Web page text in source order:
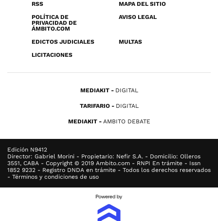
RSS
MAPA DEL SITIO
POLÍTICA DE
PRIVACIDAD DE
ÁMBITO.COM
AVISO LEGAL
EDICTOS JUDICIALES
MULTAS
LICITACIONES
MEDIAKIT DIGITAL
TARIFARIO DIGITAL
MEDIAKIT AMBITO DEBATE
Edición N9412
Director: Gabriel Morini - Propietario: Nefir S.A. - Domicilio: Olleros
3551, CABA - Copyright © 2019 Ambito.com - RNPI En trámite - Issn
1852 9232 - Registro DNDA en trámite - Todos los derechos reservados
- Términos y condiciones de uso